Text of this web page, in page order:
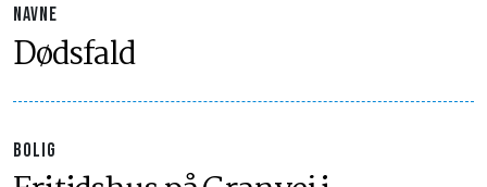
NAVNE
Dødsfald
BOLIG